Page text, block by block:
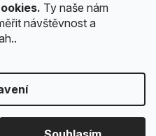
Ty naše nám
návštěvnost a
práva vyhrazena.Upravit